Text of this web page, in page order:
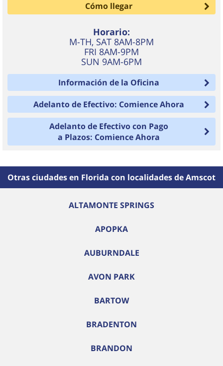
Cómo llegar
Horario:
M-TH, SAT 8AM-8PM
FRI 8AM-9PM
SUN 9AM-6PM
Información de la Oficina
Adelanto de Efectivo: Comience Ahora
Adelanto de Efectivo con Pago
a Plazos: Comience Ahora
Otras ciudades en Florida con localidades de Amscot
ALTAMONTE SPRINGS
APOPKA
AUBURNDALE
AVON PARK
BARTOW
BRADENTON
BRANDON